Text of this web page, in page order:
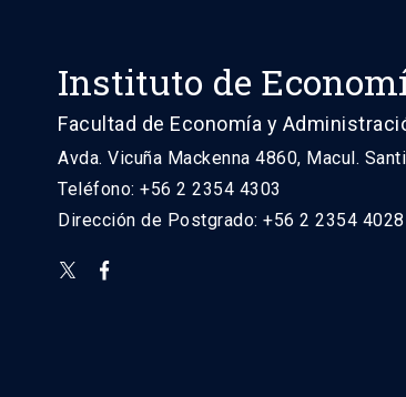
Instituto de
Facultad de Economía y
Avda. Vicuña Mackenna 4860, Macul.
Teléfono: +56 2 2354 4303
Dirección de Postgrado: +56 2 2354 4028